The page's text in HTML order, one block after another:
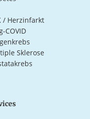
/ Herzinfarkt
COVID
Sklerose